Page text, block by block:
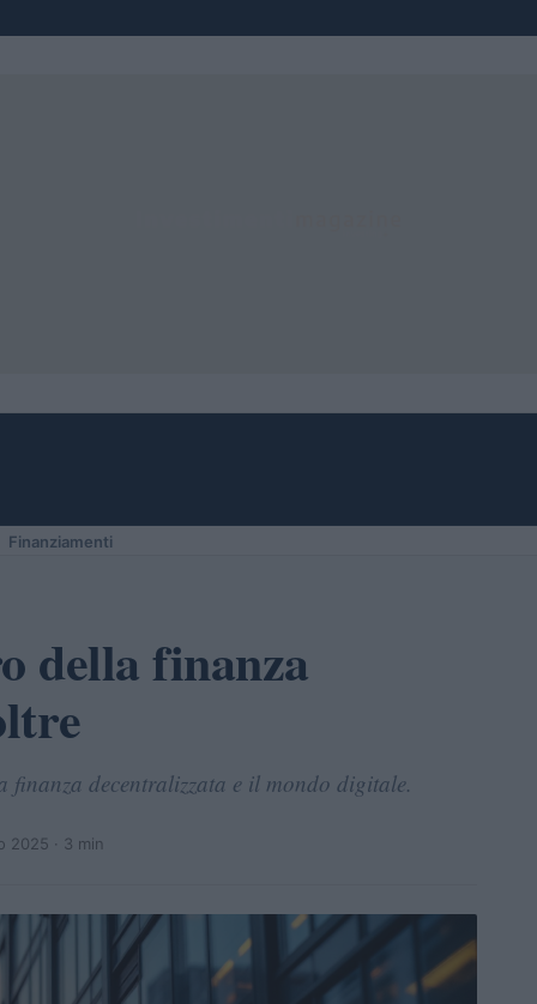
Finanziamenti
della finanza
finanza decentralizzata e il mondo digitale.
2025 · 3 min